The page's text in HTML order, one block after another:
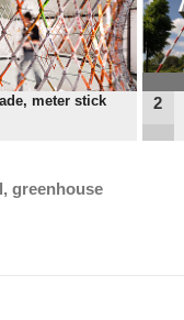
meter stick
2
greenhouse